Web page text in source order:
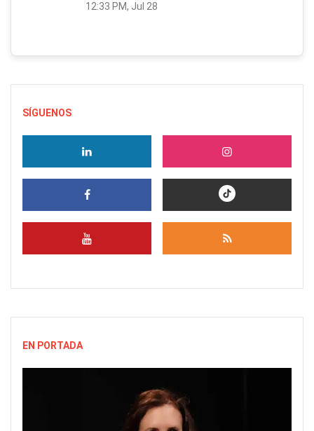
12:33 PM, Jul 28
SÍGUENOS
EN PORTADA